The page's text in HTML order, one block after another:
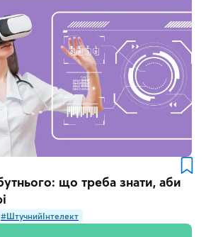
що треба знати, аби
#ШтучнийІнтелект